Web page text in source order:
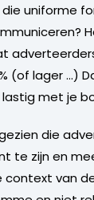
die uniforme
(of lager …)
met je
die
te zijn en
van de